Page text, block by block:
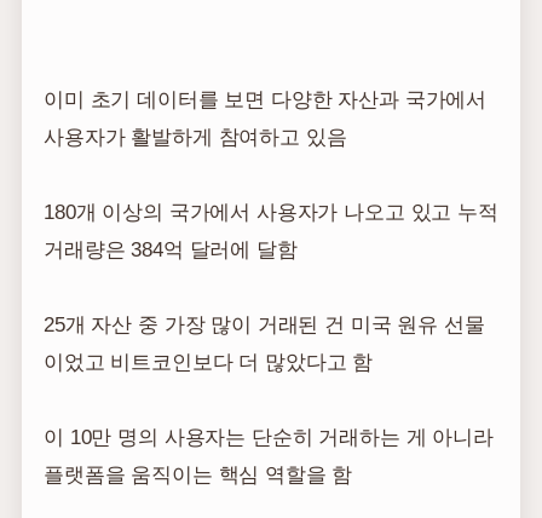
이미 초기 데이터를 보면 다양한 자산과 국가에서
사용자가 활발하게 참여하고 있음
180개 이상의 국가에서 사용자가 나오고 있고 누적
거래량은 384억 달러에 달함
25개 자산 중 가장 많이 거래된 건 미국 원유 선물
이었고 비트코인보다 더 많았다고 함
이 10만 명의 사용자는 단순히 거래하는 게 아니라
플랫폼을 움직이는 핵심 역할을 함